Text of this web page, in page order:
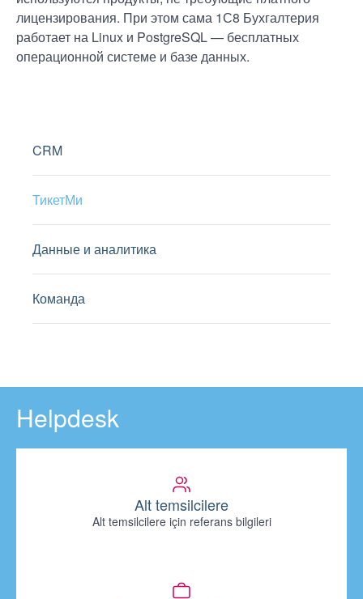
лицензирования. При этом сама 1С8 Бухгалтерия
работает на Linux и PostgreSQL — бесплатных
операционной системе и базе данных.
CRM
ТикетМи
Данные и аналитика
Команда
Helpdesk
Alt temsilcilere
Alt temsilcilere için referans bilgileri